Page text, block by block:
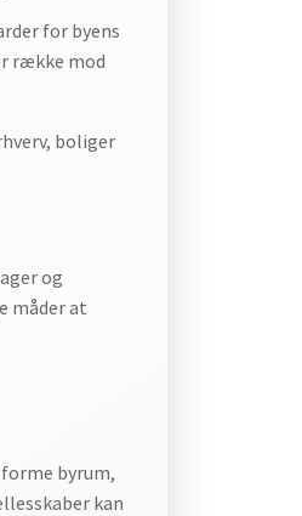
for byens
række mod
boliger
og
måder at
byrum,
kan